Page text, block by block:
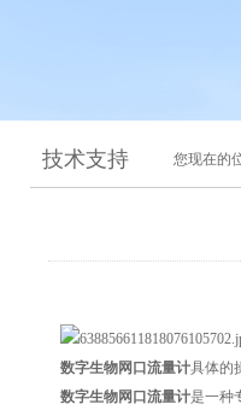
技术支持 您现在的
数字生物网口流量计具体的
数字生物网口流量计是一种